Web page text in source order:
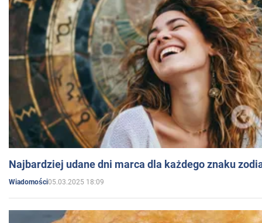
Najbardziej udane dni marca dla każdego znaku
Wiadomości05.03.2025 18:09